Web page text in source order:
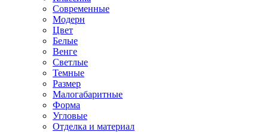
Современные
Модерн
Цвет
Белые
Венге
Светлые
Темные
Размер
Малогабаритные
Форма
Угловые
Отделка и материал